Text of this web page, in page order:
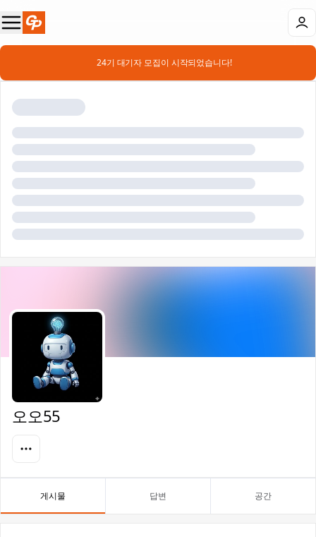
📣 24기 대기자 모집이 시작되었습니다!
오오55
게시물 답변 공간